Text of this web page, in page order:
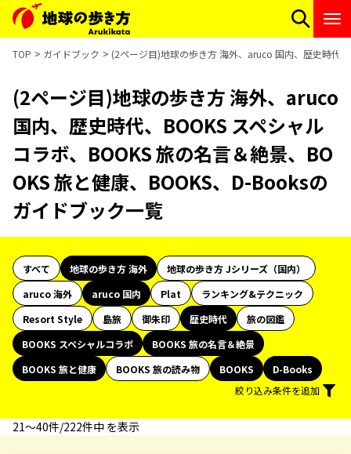
TOP ガイドブック (2ページ目)地球の歩き方 海外、aruco 国内、歴史時代
(2ページ目)地球の歩き方 海外、aruco
国内、歴史時代、BOOKS スペシャル
コラボ、BOOKS 旅の名言＆絶景、BO
OKS 旅と健康、BOOKS、D-Booksの
ガイドブック一覧
すべて 地球の歩き方 海外
地球の歩き方 Jシリーズ（国内）
aruco 海外
aruco 国内 Plat
ランキング&テクニック
Resort Style
島旅 御朱印 歴史時代
旅の図鑑
BOOKS スペシャルコラボ
BOOKS 旅の名言＆絶景
BOOKS 旅と健康
BOOKS 旅の読み物 BOOKS
D-Books
絞り込み条件を追加
21〜40件/222件中 を表示